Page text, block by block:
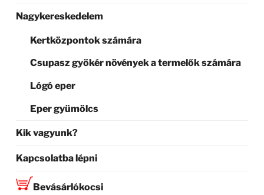
Nagykereskedelem
Kertközpontok számára
Csupasz gyökér növények a termelők számára
Lógó eper
Eper gyümölcs
Kik vagyunk?
Kapcsolatba lépni
Bevásárlókocsi